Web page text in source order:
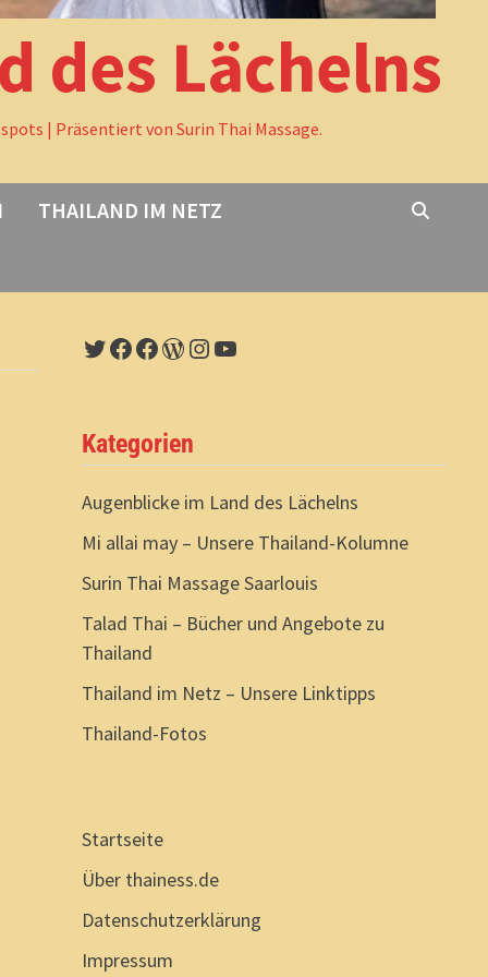
des Lächelns
| Präsentiert von Surin Thai Massage.
THAILAND IM NETZ
Twitter
Facebook
Facebook
WordPress
Instagram
YouTube
Kategorien
Augenblicke im Land des Lächelns
Mi allai may – Unsere Thailand-Kolumne
Surin Thai Massage Saarlouis
Talad Thai – Bücher und Angebote zu
Thailand
Thailand im Netz – Unsere Linktipps
Thailand-Fotos
Startseite
Über thainess.de
Datenschutzerklärung
Impressum